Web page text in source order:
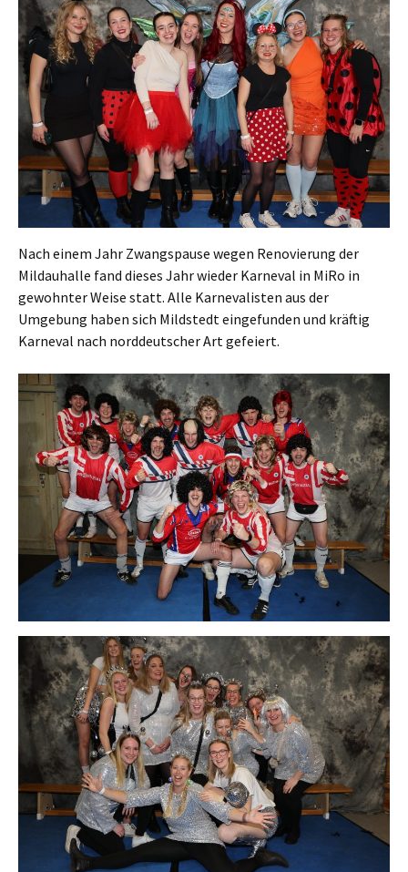
Nach einem Jahr Zwangspause wegen Renovierung der
Mildauhalle fand dieses Jahr wieder Karneval in MiRo in
gewohnter Weise statt. Alle Karnevalisten aus der
Umgebung haben sich Mildstedt eingefunden und kräftig
Karneval nach norddeutscher Art gefeiert.